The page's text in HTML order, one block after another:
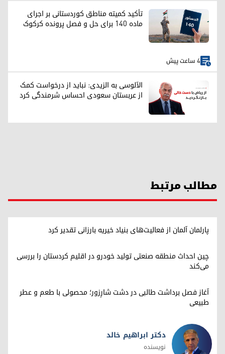
تأکید کمیته مناطق کوردستانی بر اجرای
ماده ۱۴۰ برای حل و فصل پرونده کرکوک
4 ساعت پیش
الآلوسی به الزیدی: نباید از درخواست کمک
از عربستان سعودی احساس شرمندگی کرد
مطالب مرتبط
پارلمان آلمان از فعالیت‌های بنیاد خیریه بارزانی تقدیر کرد
چین احداث منطقه صنعتی تولید خودرو در اقلیم کردستان را بررسی
می‌کند
آغاز فصل برداشت طالبی در دشت شارِزور؛ محصولی با طعم و عطر
طبیعی
دکتر ابراهیم خالد
نویسنده